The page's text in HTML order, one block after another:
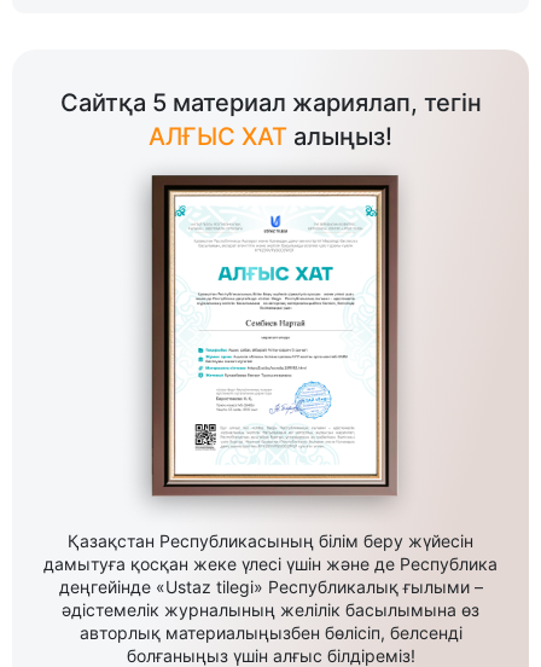
Сайтқа 5 материал жариялап, тегін
АЛҒЫС ХАТ алыңыз!
Қазақстан Республикасының білім беру жүйесін
дамытуға қосқан жеке үлесі үшін және де Республика
деңгейінде «Ustaz tilegi» Республикалық ғылыми –
әдістемелік журналының желілік басылымына өз
авторлық материалыңызбен бөлісіп, белсенді
болғаныңыз үшін алғыс білдіреміз!